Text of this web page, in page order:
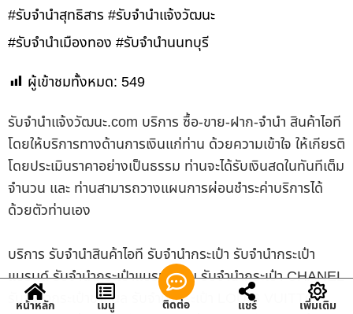
#รับจำนำสุทธิสาร #รับจำนำแจ้งวัฒนะ
#รับจำนำเมืองทอง #รับจำนำนนทบุรี
ผู้เข้าชมทั้งหมด: 549
รับจํานําแจ้งวัฒนะ.com บริการ ซื้อ-ขาย-ฝาก-จำนำ สินค้าไอที
โดยให้บริการทางด้านการเงินแก่ท่าน ด้วยความเข้าใจ ให้เกียรติ
โดยประเมินราคาอย่างเป็นธรรม ท่านจะได้รับเงินสดในทันทีเต็ม
จำนวน และ ท่านสามารถวางแผนการผ่อนชำระค่าบริการได้
ด้วยตัวท่านเอง
บริการ รับจำนำสินค้าไอที รับจำนำกระเป๋า รับจำนำกระเป๋า
แบรนด์ รับจำนำกระเป๋าแบรนด์เนม รับจำนำกระเป๋า CHANEL
รับจำนำกระเป๋าชาแนล รับจำนำกระเป๋า LOUIS VUITTON
หน้าหลัก เมนู ติดต่อ แชร์ เพิ่มเติม